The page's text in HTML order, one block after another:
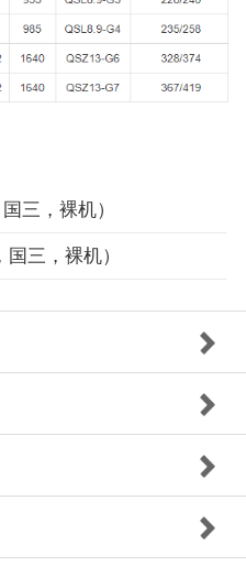
三，裸机）
三，裸机）